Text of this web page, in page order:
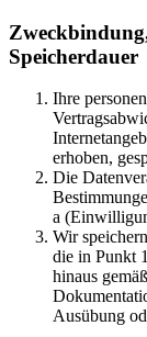
Speicherdauer
Ihre
erhoben,
Die
a
Wir
die in Punkt
hinaus
Ausübung